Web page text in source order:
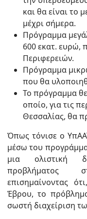
και θα είναι το
μέχρι σήμερα.
Πρόγραμμα
600 εκατ. ευρώ,
Περιφερειών.
Πρόγραμμα
που θα
Το πρόγραμμα
οποίο, για τις
Θεσσαλίας, θα
Όπως τόνισε ο
μέσω του
μια ολιστική
προβλήματος
επισημαίνοντας
Έβρου, το
σωστή διαχείριση